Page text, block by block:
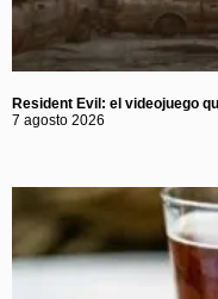
Resident Evil: el videojuego
7 agosto 2026